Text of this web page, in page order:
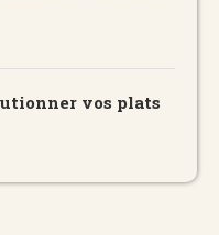
vos plats